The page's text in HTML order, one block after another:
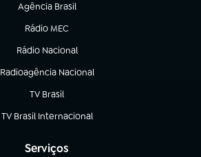
Agência Brasil
(abre em nova aba)
Rádio MEC
Rádio Nacional
(abre em nova aba)
Radioagência Nacional
(abre em nova aba)
TV Brasil
(abre em nova aba)
TV Brasil Internacional
(abre em nova aba)
Serviços